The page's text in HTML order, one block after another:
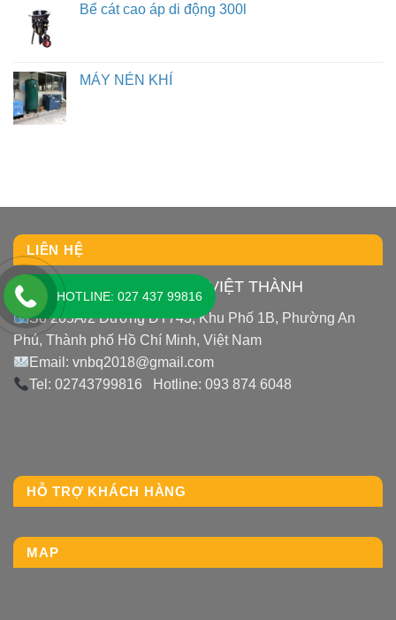
Bể cát cao áp di động 300l
MÁY NÉN KHÍ
LIÊN HỆ
CÔNG TY TNHH THIẾT BỊ VIỆT THÀNH
Số 205A/2 Đường ĐT743, Khu Phố 1B, Phường An
Phú, Thành phố Hồ Chí Minh, Việt Nam
Email: vnbq2018@gmail.com
Tel: 02743799816 Hotline: 093 874 6048
HỖ TRỢ KHÁCH HÀNG
MAP
HOTLINE: 027 437 99816